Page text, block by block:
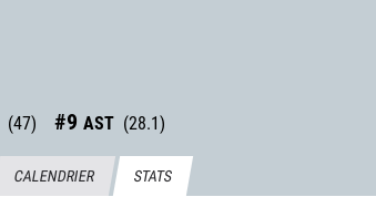
(47) #9 AST (28.1)
CALENDRIER STATS